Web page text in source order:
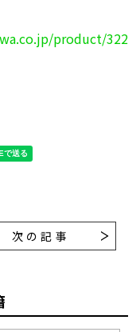
product/322
次の記事